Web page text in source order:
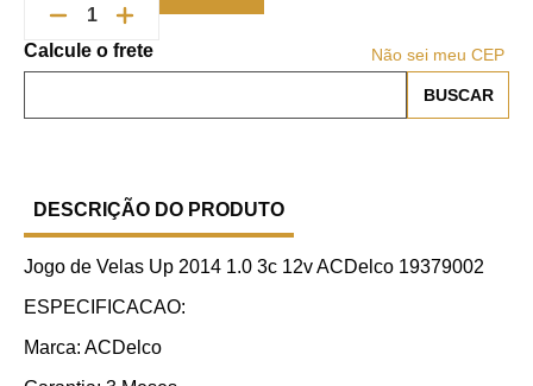
Não sei meu CEP
DESCRIÇÃO DO PRODUTO
Jogo de Velas Up 2014 1.0 3c 12v ACDelco 19379002
ESPECIFICACAO:
Marca: ACDelco